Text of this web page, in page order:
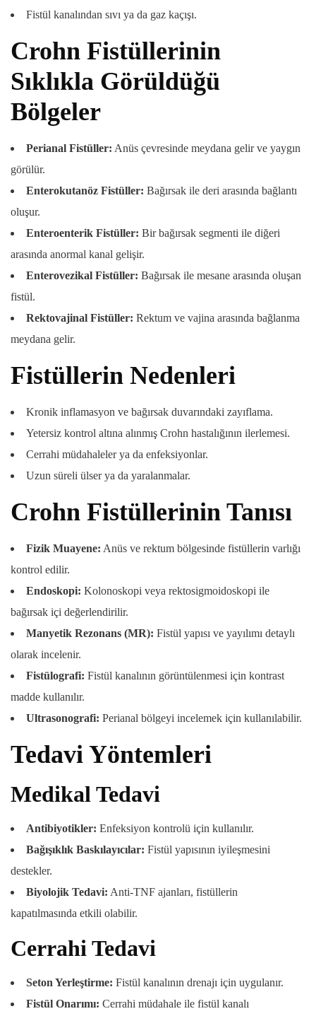
Fistül kanalından sıvı ya da gaz kaçışı.
Crohn Fistüllerinin
Sıklıkla Görüldüğü
Bölgeler
Perianal Fistüller: Anüs çevresinde meydana gelir ve yaygın
görülür.
Enterokutanöz Fistüller: Bağırsak ile deri arasında bağlantı
oluşur.
Enteroenterik Fistüller: Bir bağırsak segmenti ile diğeri
arasında anormal kanal gelişir.
Enterovezikal Fistüller: Bağırsak ile mesane arasında oluşan
fistül.
Rektovajinal Fistüller: Rektum ve vajina arasında bağlanma
meydana gelir.
Fistüllerin Nedenleri
Kronik inflamasyon ve bağırsak duvarındaki zayıflama.
Yetersiz kontrol altına alınmış Crohn hastalığının ilerlemesi.
Cerrahi müdahaleler ya da enfeksiyonlar.
Uzun süreli ülser ya da yaralanmalar.
Crohn Fistüllerinin Tanısı
Fizik Muayene: Anüs ve rektum bölgesinde fistüllerin varlığı
kontrol edilir.
Endoskopi: Kolonoskopi veya rektosigmoidoskopi ile
bağırsak içi değerlendirilir.
Manyetik Rezonans (MR): Fistül yapısı ve yayılımı detaylı
olarak incelenir.
Fistülografi: Fistül kanalının görüntülenmesi için kontrast
madde kullanılır.
Ultrasonografi: Perianal bölgeyi incelemek için kullanılabilir.
Tedavi Yöntemleri
Medikal Tedavi
Antibiyotikler: Enfeksiyon kontrolü için kullanılır.
Bağışıklık Baskılayıcılar: Fistül yapısının iyileşmesini
destekler.
Biyolojik Tedavi: Anti-TNF ajanları, fistüllerin
kapatılmasında etkili olabilir.
Cerrahi Tedavi
Seton Yerleştirme: Fistül kanalının drenajı için uygulanır.
Fistül Onarımı: Cerrahi müdahale ile fistül kanalı